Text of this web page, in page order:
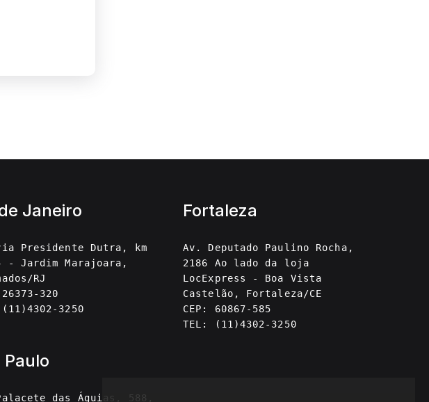
Janeiro
Presidente Dutra, km
- Jardim Marajoara,
RJ
320
3250
Paulo
das Águias, 588,
Fortaleza
Av. Deputado Paulino Rocha,
2186 Ao lado da loja
LocExpress - Boa Vista
Castelão, Fortaleza/CE
CEP: 60867-585
TEL: (11)4302-3250